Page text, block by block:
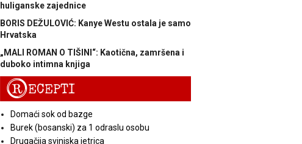
huliganske zajednice
BORIS DEŽULOVIĆ: Kanye Westu ostala je samo
Hrvatska
„MALI ROMAN O TIŠINI“: Kaotična, zamršena i
duboko intimna knjiga
RECEPTI
Domaći sok od bazge
Burek (bosanski) za 1 odraslu osobu
Drugačija svinjska jetrica